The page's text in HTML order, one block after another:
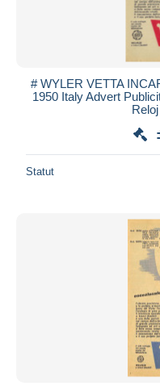
# WYLER VETTA
1950 Italy Advert
Statut